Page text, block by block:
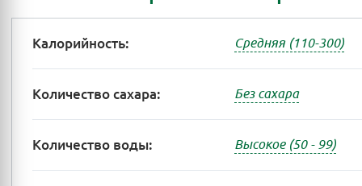
Калорийность: Средняя (110-300)
Количество сахара: Без сахара
Количество воды: Высокое (50 - 99)